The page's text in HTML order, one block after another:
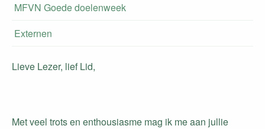
MFVN Goede doelenweek
Externen
Lieve Lezer, lief Lid,
Met veel trots en enthousiasme mag ik me aan jullie